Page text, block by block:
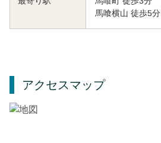
馬喰横山 徒歩5分
アクセスマップ